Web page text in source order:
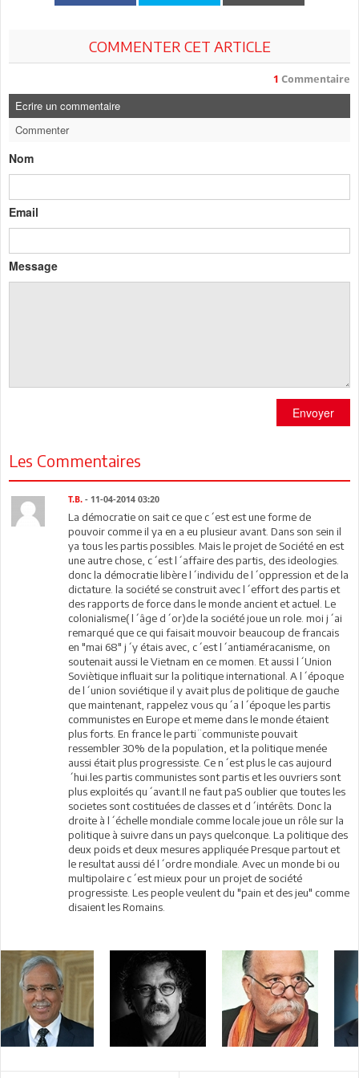
COMMENTER CET ARTICLE
1 Commentaire
Ecrire un commentaire
Commenter
Nom
Email
Message
Envoyer
Les Commentaires
T.B. - 11-04-2014 03:20
La démocratie on sait ce que c´est est une forme de
pouvoir comme il ya en a eu plusieur avant. Dans son sein il
ya tous les partis possibles. Mais le projet de Société en est
une autre chose, c´est l´affaire des partis, des ideologies.
donc la démocratie libère l´individu de l´oppression et de la
dictature. la société se construit avec l´effort des partis et
des rapports de force dans le monde ancient et actuel. Le
colonialisme( l´âge d´or)de la société joue un role. moi j´ai
remarqué que ce qui faisait mouvoir beaucoup de francais
en "mai 68" j´y étais avec, c´est l´antiaméracanisme, on
soutenait aussi le Vietnam en ce momen. Et aussi l´Union
Soviètique influait sur la politique international. A l´époque
de l´union soviétique il y avait plus de politique de gauche
que maintenant, rappelez vous qu´a l´époque les partis
communistes en Europe et meme dans le monde étaient
plus forts. En france le parti¨communiste pouvait
ressembler 30% de la population, et la politique menée
aussi était plus progressiste. Ce n´est plus le cas aujourd
´hui.les partis communistes sont partis et les ouvriers sont
plus exploités qu´avant.Il ne faut paS oublier que toutes les
societes sont costituées de classes et d´intérêts. Donc la
droite à l´échelle mondiale comme locale joue un rôle sur la
politique à suivre dans un pays quelconque. La politique des
deux poids et deux mesures appliquée Presque partout et
le resultat aussi dé l´ordre mondiale. Avec un monde bi ou
multipolaire c´est mieux pour un projet de société
progressiste. Les people veulent du "pain et des jeu" comme
disaient les Romains.